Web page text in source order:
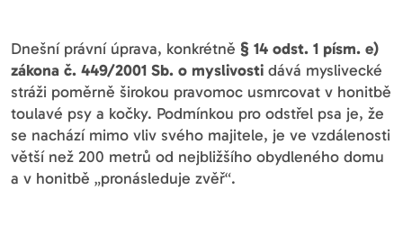
Dnešní právní úprava, konkrétně § 14 odst. 1 písm. e)
zákona č. 449/2001 Sb. o myslivosti dává myslivecké
stráži poměrně širokou pravomoc usmrcovat v honitbě
toulavé psy a kočky. Podmínkou pro odstřel psa je, že
se nachází mimo vliv svého majitele, je ve vzdálenosti
větší než 200 metrů od nejbližšího obydleného domu
a v honitbě „pronásleduje zvěř“.